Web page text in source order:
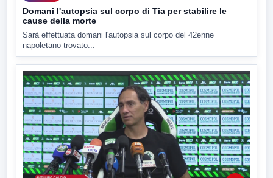
Domani l'autopsia sul corpo di Tia per stabilire le
cause della morte
Sarà effettuata domani l'autopsia sul corpo del 42enne
napoletano trovato...